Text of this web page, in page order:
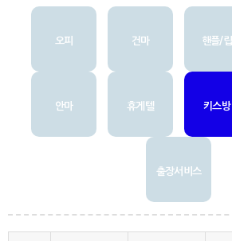
오피 건마 핸플/립
안마 휴게텔 키스방
출장서비스